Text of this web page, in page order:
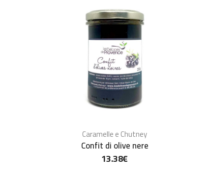
Caramelle e Chutney
Confit di olive nere
13.38€